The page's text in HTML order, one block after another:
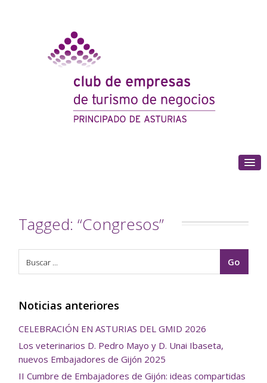
Tagged: “Congresos”
Noticias anteriores
CELEBRACIÓN EN ASTURIAS DEL GMID 2026
Los veterinarios D. Pedro Mayo y D. Unai Ibaseta,
nuevos Embajadores de Gijón 2025
II Cumbre de Embajadores de Gijón: ideas compartidas